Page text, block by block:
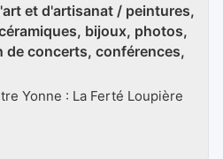
et d'artisanat / peintures,
bijoux, photos,
de concerts, conférences,
Yonne : La Ferté Loupière